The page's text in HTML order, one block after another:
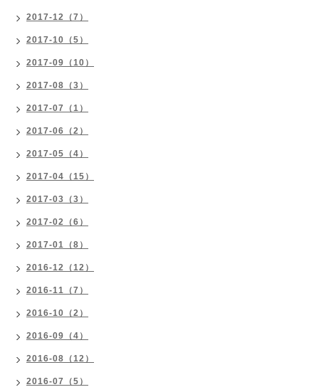
2017-12（7）
2017-10（5）
2017-09（10）
2017-08（3）
2017-07（1）
2017-06（2）
2017-05（4）
2017-04（15）
2017-03（3）
2017-02（6）
2017-01（8）
2016-12（12）
2016-11（7）
2016-10（2）
2016-09（4）
2016-08（12）
2016-07（5）